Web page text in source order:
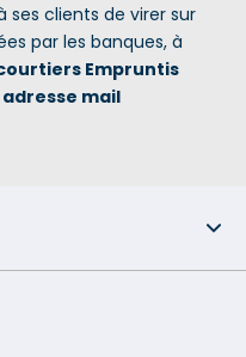
ses clients de virer sur
par les banques, à
Empruntis
mail